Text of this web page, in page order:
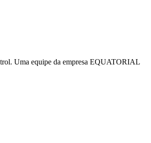
Uma equipe da empresa EQUATORIAL